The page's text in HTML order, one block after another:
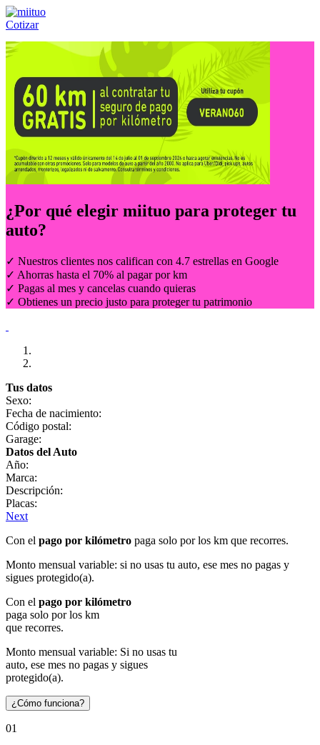
Cotizar
Llámanos al:(55) 84-21-05-00 ó
¿Por qué elegir miituo para proteger tu
auto?
✓ Nuestros clientes nos califican con 4.7 estrellas en Google
✓ Ahorras hasta el 70% al pagar por km
✓ Pagas al mes y cancelas cuando quieras
✓ Obtienes un precio justo para proteger tu patrimonio
Tus datos
Sexo:
Fecha de nacimiento:
Código postal:
Garage:
Datos del Auto
Año:
Marca:
Descripción:
Placas:
Next
Con el pago por kilómetro paga solo por los km que recorres.
Monto mensual variable: si no usas tu auto, ese mes no pagas y
sigues protegido(a).
Con el pago por kilómetro
paga solo por los km
que recorres.
Monto mensual variable: Si no usas tu
auto, ese mes no pagas y sigues
protegido(a).
¿Cómo funciona?
01